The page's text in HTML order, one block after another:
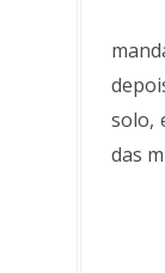
solo,
das